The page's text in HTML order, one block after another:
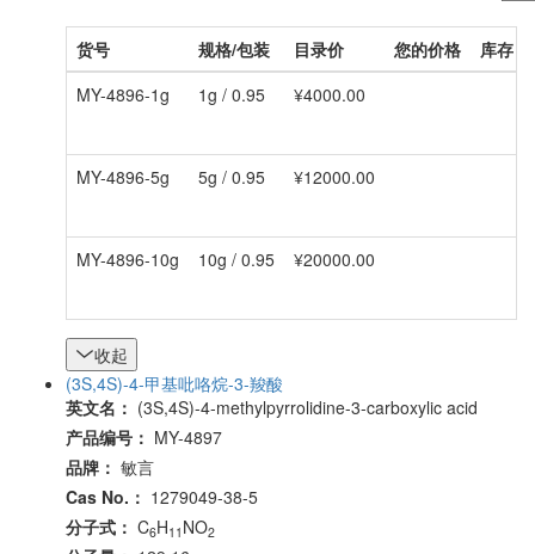
货号 规格/包装 目录价 您的价格 库存
MY-4896-1g
1g / 0.95 ¥4000.00
MY-4896-5g 5g / 0.95 ¥12000.00
MY-4896-10g 10g / 0.95 ¥20000.00
收起
(3S,4S)-4-甲基吡咯烷-3-羧酸
英文名： (3S,4S)-4-methylpyrrolidine-3-carboxylic acid
产品编号： MY-4897
品牌： 敏言
Cas No.： 1279049-38-5
分子式： C6H11 NO2